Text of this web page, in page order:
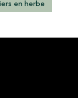
en herbe